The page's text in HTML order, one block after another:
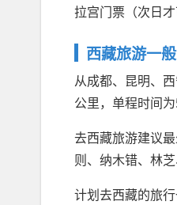
拉宫门票（次日
西藏旅游一
从成都、昆明、
公里，单程时间
去西藏旅游建议
则、纳木错、林
计划去西藏的旅